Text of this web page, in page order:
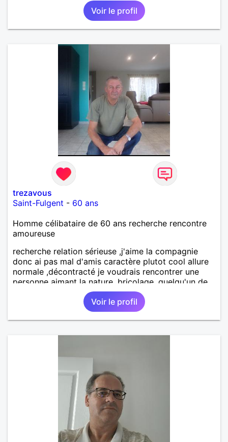
Voir le profil
trezavous
Saint-Fulgent - 60 ans
Homme célibataire de 60 ans recherche rencontre
amoureuse
recherche relation sérieuse ,j'aime la compagnie
donc ai pas mal d'amis caractère plutot cool allure
normale ,décontracté je voudrais rencontrer une
personne aimant la nature ,bricolage ,quelqu'un de
simple et naturel à vos claviers mesdames
Voir le profil